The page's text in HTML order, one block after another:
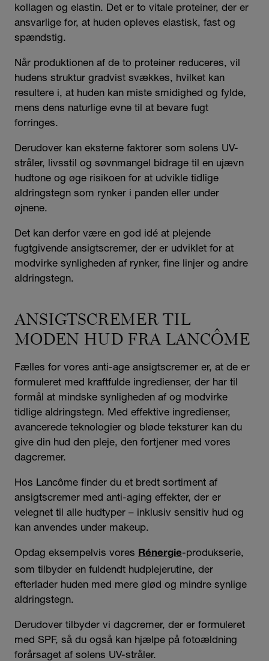
kollagen og elastin. Det er to vitale proteiner, der er
ansvarlige for, at huden opleves elastisk, fast og
spændstig.
Når produktionen af de to proteiner reduceres, vil
hudens struktur gradvist svækkes, hvilket kan
resultere i, at huden kan miste smidighed og fylde,
mens dens naturlige evne til at bevare fugt
forringes.
Derudover kan eksterne faktorer som solens UV-
stråler, livsstil og søvnmangel bidrage til en ujævn
hudtone og øge risikoen for at udvikle tidlige
aldringstegn som rynker i panden eller under
øjnene.
Det kan derfor være en god idé at plejende
fugtgivende ansigtscremer, der er udviklet for at
modvirke synligheden af rynker, fine linjer og andre
aldringstegn.
ANSIGTSCREMER TIL
MODEN HUD FRA LANCÔME
Fælles for vores anti-age ansigtscremer er, at de er
formuleret med kraftfulde ingredienser, der har til
formål at mindske synligheden af og modvirke
tidlige aldringstegn. Med effektive ingredienser,
avancerede teknologier og bløde teksturer kan du
give din hud den pleje, den fortjener med vores
dagcremer.
Hos Lancôme finder du et bredt sortiment af
ansigtscremer med anti-aging effekter, der er
velegnet til alle hudtyper – inklusiv sensitiv hud og
kan anvendes under makeup.
Opdag eksempelvis vores Rénergie-produkserie,
som tilbyder en fuldendt hudplejerutine, der
efterlader huden med mere glød og mindre synlige
aldringstegn.
Derudover tilbyder vi dagcremer, der er formuleret
med SPF, så du også kan hjælpe på fotoældning
forårsaget af solens UV-stråler.